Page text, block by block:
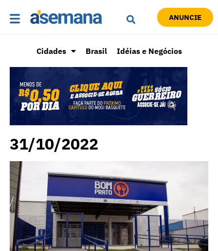
ANUNCIE
Cidades Brasil Idéias e Negócios
31/10/2022